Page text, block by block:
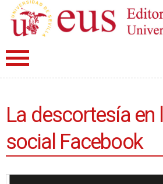
La descortesía en
social Facebook